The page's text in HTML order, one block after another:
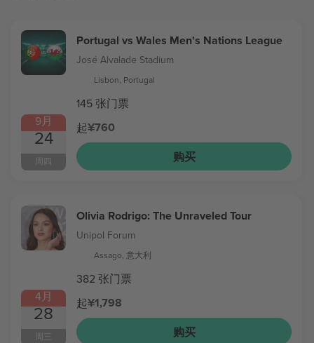
9月
24
周四
Portugal vs Wales Men's Nations League
José Alvalade Stadium
Lisbon, Portugal
145 张门票
起¥760
购买
4月
28
周三
Olivia Rodrigo: The Unraveled Tour
Unipol Forum
Assago, 意大利
382 张门票
起¥1,798
购买